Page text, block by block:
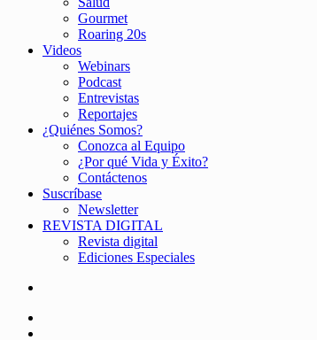
Gourmet
Roaring 20s
Videos
Webinars
Podcast
Entrevistas
Reportajes
¿Quiénes Somos?
Conozca al Equipo
¿Por qué Vida y Éxito?
Contáctenos
Suscríbase
Newsletter
REVISTA DIGITAL
Revista digital
Ediciones Especiales